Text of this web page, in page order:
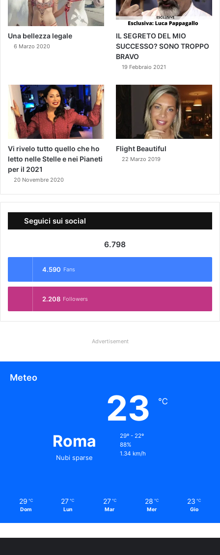
Una bellezza legale
6 Marzo 2020
IL SEGRETO DEL MIO
SUCCESSO? SONO TROPPO
BRAVO
19 Febbraio 2021
Vi rivelo tutto quello che ho
letto nelle Stelle e nei Pianeti
per il 2021
20 Novembre 2020
Flight Beautiful
22 Marzo 2019
Seguici sui social
6.798
4.590 Fans
2.208 Followers
Advertisement
Meteo
Roma
Nubi sparse
23 ℃
29º - 22º
88%
1.34 km/h
29 ℃
Dom
27 ℃
Lun
27 ℃
Mar
28 ℃
Mer
23 ℃
Gio